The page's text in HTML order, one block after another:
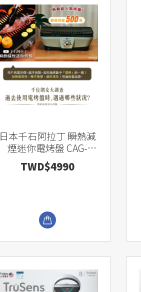
日本千石阿拉丁 瞬熱減
煙迷你電烤盤 CAG-
MG7T
TWD$4990